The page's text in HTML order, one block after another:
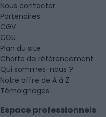
Nous contacter
Partenaires
CGV
CGU
Plan du site
Charte de référencement
Qui sommes-nous ?
Notre offre de A à Z
Témoignages
Espace professionnels